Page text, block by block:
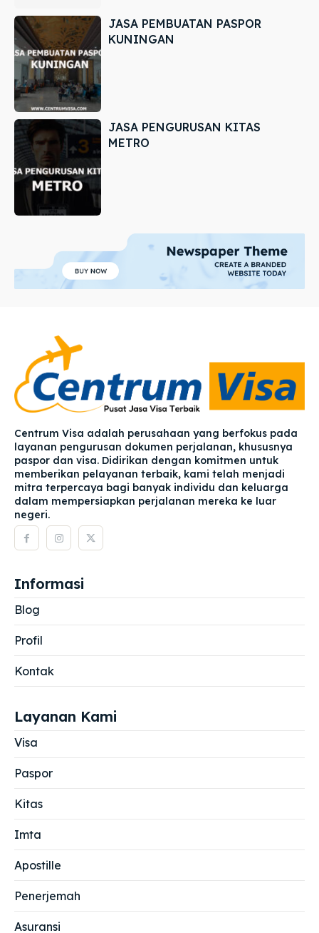
JASA PEMBUATAN PASPOR
KUNINGAN
JASA PENGURUSAN KITAS
METRO
Centrum Visa adalah perusahaan yang berfokus pada
layanan pengurusan dokumen perjalanan, khususnya
paspor dan visa. Didirikan dengan komitmen untuk
memberikan pelayanan terbaik, kami telah menjadi
mitra terpercaya bagi banyak individu dan keluarga
dalam mempersiapkan perjalanan mereka ke luar
negeri.
Informasi
Blog
Profil
Kontak
Layanan Kami
Visa
Paspor
Kitas
Imta
Apostille
Penerjemah
Asuransi